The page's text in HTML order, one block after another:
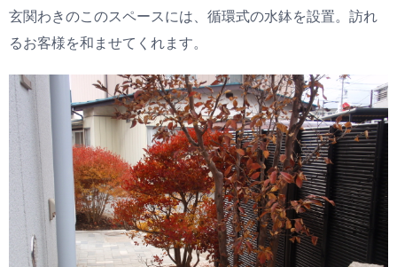
玄関わきのこのスペースには、循環式の水鉢を設置。訪れ
るお客様を和ませてくれます。